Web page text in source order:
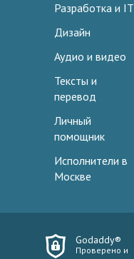
Разработка и IT
Дизайн
Аудио и видео
Тексты и
перевод
Личный
помощник
Исполнители в
Москве
Godaddy®
Проверено и